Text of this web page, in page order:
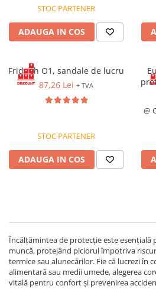
STOC PARTENER
ADAUGA IN COS
Fridrich O1, sandale de lucru
87,26 Lei + TVA
STOC PARTENER
ADAUGA IN COS
@
Încălțămintea de protecție este esențială
muncă, protejând piciorul împotriva
termice sau alunecărilor. Fie că lucrezi în
alimentară sau medii umede, alegerea
vitală pentru confort și prevenirea